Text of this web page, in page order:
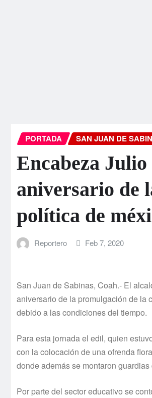
PORTADA SAN JUAN DE
Encabeza
aniversario de
política de
Reportero Feb 7, 2020
San Juan de Sabinas, Coah.- El
aniversario de la promulgación de la
debido a las condiciones del tiempo.
Para esta jornada el edil, quien
con la colocación de una ofrenda
donde además se montaron guardias
Por parte del sector educativo se